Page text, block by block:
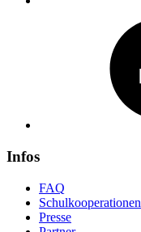
Infos
FAQ
Schulkooperationen
Presse